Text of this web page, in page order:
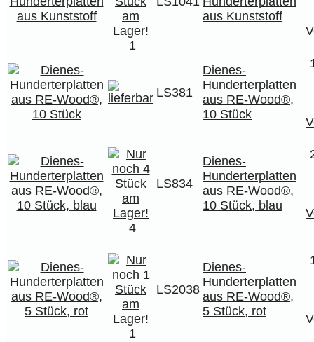
1
aus Kunststoff
LS381
Dienes-
Hunderterplatten
aus RE-Wood®,
10 Stück
4
LS834
Dienes-
Hunderterplatten
aus RE-Wood®,
10 Stück, blau
1
LS2038
Dienes-
Hunderterplatten
aus RE-Wood®,
5 Stück, rot